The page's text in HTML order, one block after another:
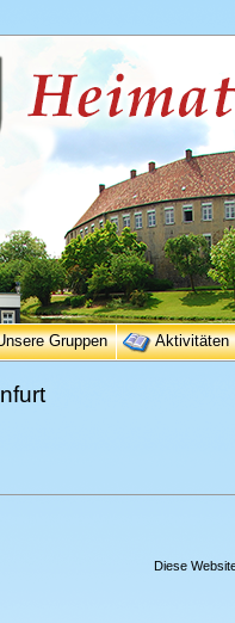
Gruppen Aktivitäten
Diese